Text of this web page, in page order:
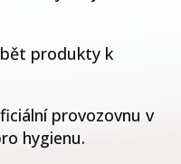
produkty k
provozovnu v
hygienu.